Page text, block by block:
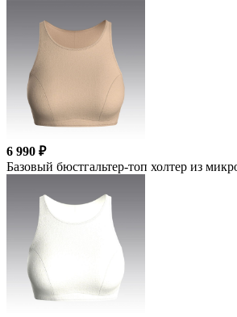
6 990 ₽
Базовый бюстгальтер-топ холтер из